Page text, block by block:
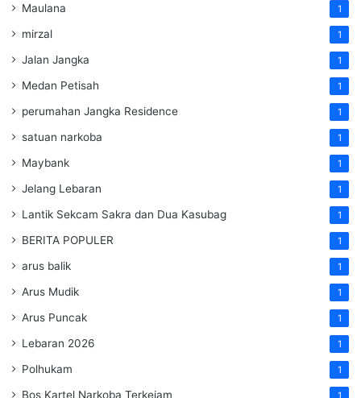
Maulana 1
mirzal 1
Jalan Jangka 1
Medan Petisah 1
perumahan Jangka Residence 1
satuan narkoba 1
Maybank 1
Jelang Lebaran 1
Lantik Sekcam Sakra dan Dua Kasubag 1
BERITA POPULER 1
arus balik 1
Arus Mudik 1
Arus Puncak 1
Lebaran 2026 1
Polhukam 1
Bos Kartel Narkoba Terkejam 1